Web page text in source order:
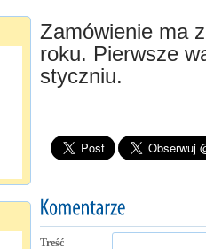
Zamówienie ma
roku. Pierwsze
styczniu.
Treść